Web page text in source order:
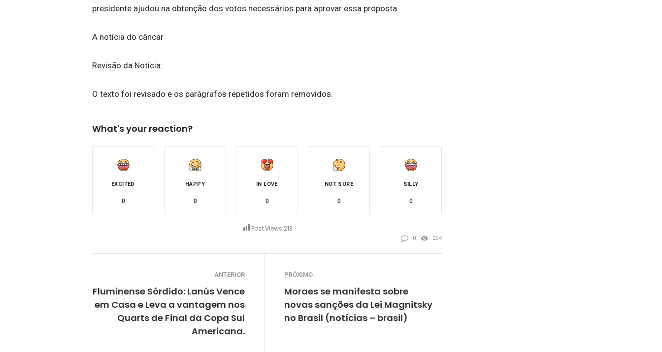
presidente ajudou na obtenção dos votos necessários para aprovar essa proposta.
A notícia do câncar
Revisão da Noticia:
O texto foi revisado e os parágrafos repetidos foram removidos.
Post Views:213
What's your reaction?
EXCITED
0
HAPPY
0
IN LOVE
0
NOT SURE
0
SILLY
0
0 204
ANTERIOR
Fluminense Sórdido: Lanús Vence
em Casa e Leva a vantagem nos
Quarts de Final da Copa Sul
Americana.
PRÓXIMO
Moraes se manifesta sobre
novas sanções da Lei Magnitsky
no Brasil (notícias – brasil)